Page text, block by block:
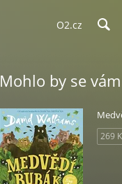
O2.cz
Mohlo by se
269